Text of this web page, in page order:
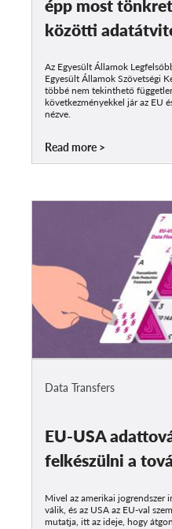
épp most
közötti
Az Egyesült Államok
Egyesült Államok Szövetségi
többé nem tekinthető
következményekkel jár az EU
nézve.
Read more
Data Transfers
EU-USA
felkészülni a
Mivel az amerikai jogrendszer
válik, és az USA az EU-val
mutatja, itt az ideje, hogy